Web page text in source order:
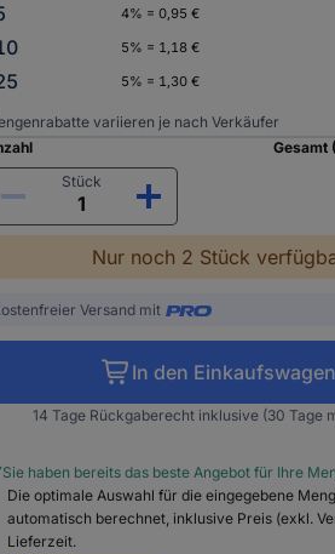
4% = 0,95 €
5% = 1,18 €
5% = 1,30 €
variieren je nach Verkäufer
Stück
Gesamt
Nur noch 2 Stück
Versand mit
In den Einkaufswagen
14 Tage Rückgaberecht inklusive (30 Tage
Sie haben bereits das beste Angebot für Ihre
Die optimale Auswahl für die eingegebene
automatisch berechnet, inklusive Preis (exkl.
Lieferzeit.